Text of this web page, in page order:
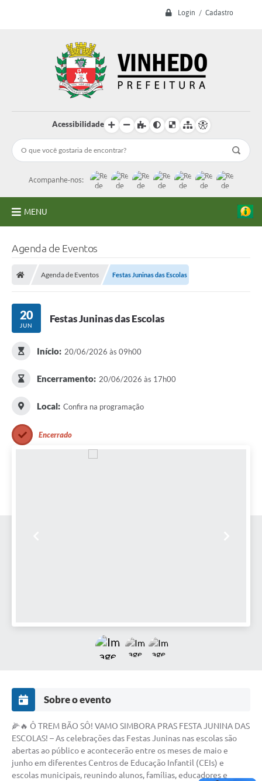
Login / Cadastro
Acessibilidade
Acompanhe-nos:
MENU
Licitações
Inclusão e Acessibilidade
Tributos Online
Cidadão
Transporte Coletivo Municipal (Horários e
Listagem dos CEPs de Vinhedo
Contratos
Associação dos Servidores Públicos Municipais de
Vinhedo
Audiências Públicas
Agenda de Eventos
Agenda de Eventos Festas Juninas das Escolas
20
JUN
Festas Juninas das Escolas
Início: 20/06/2026 às 09h00
Encerramento: 20/06/2026 às 17h00
Local: Confira na programação
Encerrado
Sobre o evento
🌽🔥 Ô TREM BÃO SÔ! VAMO SIMBORA PRAS FESTA JUNINA DAS
ESCOLAS! – As celebrações das Festas Juninas nas escolas são
abertas ao público e acontecerão entre os meses de maio e
junho em diferentes Centros de Educação Infantil (CEIs) e
escolas municipais, reunindo alunos, famílias, educadores e